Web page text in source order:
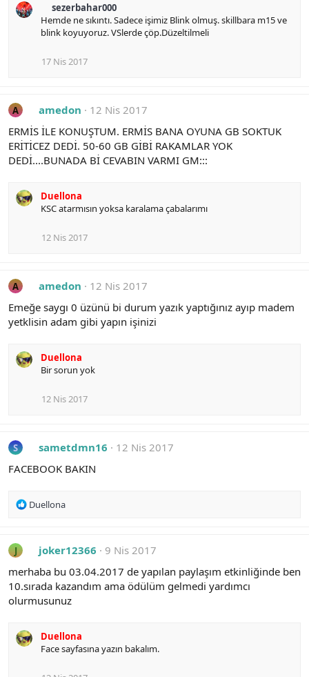
c
t
i
n
s
sezerbahar000
Hemde ne sıkıntı. Sadece işimiz Blink olmuş. skillbara m15 ve
blink koyuyoruz. VSlerde çöp.Düzeltilmeli
17 Nis 2017
A amedon
12 Nis 2017
ERMİS İLE KONUŞTUM. ERMİS BANA OYUNA GB SOKTUK
ERİTİCEZ DEDİ. 50-60 GB GİBİ RAKAMLAR YOK
DEDİ....BUNADA Bİ CEVABIN VARMI GM:::
Duellona
KSC atarmısın yoksa karalama çabalarımı
12 Nis 2017
A amedon
12 Nis 2017
Emeğe saygı 0 üzünü bi durum yazık yaptığınız ayıp madem
yetklisin adam gibi yapın işinizi
Duellona
Bir sorun yok
12 Nis 2017
S sametdmn16
12 Nis 2017
FACEBOOK BAKIN
R
i
o
n
s
Duellona
J joker12366
9 Nis 2017
merhaba bu 03.04.2017 de yapılan paylaşım etkinliğinde ben
10.sırada kazandım ama ödülüm gelmedi yardımcı
olurmusunuz
Duellona
Face sayfasına yazın bakalım.